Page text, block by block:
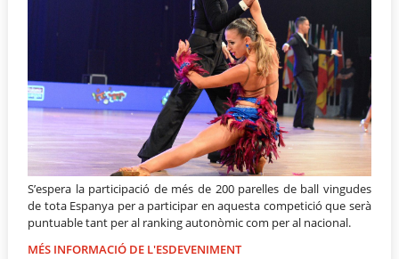
S’espera la participació de més de 200 parelles de ball vingudes
de tota Espanya per a participar en aquesta competició que serà
puntuable tant per al ranking autonòmic com per al nacional.
MÉS INFORMACIÓ DE L'ESDEVENIMENT